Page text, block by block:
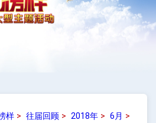
样> 往届回顾> 2018年> 6月 >